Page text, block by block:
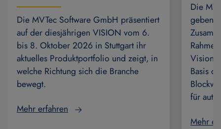
Die MVTec Software GmbH präsentiert
auf der diesjährigen VISION vom 6.
bis 8. Oktober 2026 in Stuttgart ihr
aktuelles Produktportfolio und zeigt, in
welche Richtung sich die Branche
bewegt.
Mehr erfahren
Die
geben
Vision-
Basis
für
Mehr